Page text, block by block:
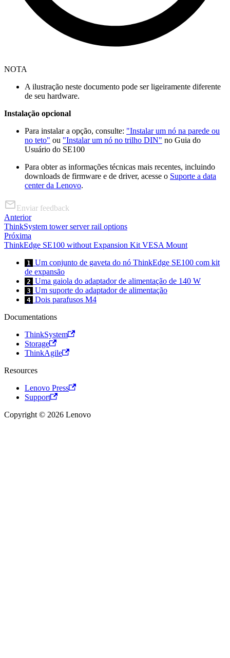
NOTA
A ilustração neste documento pode ser ligeiramente diferente
de seu hardware.
Instalação opcional
Para instalar a opção, consulte: "Instalar um nó na parede ou
no teto" ou "Instalar um nó no trilho DIN" no Guia do
Usuário do SE100
Para obter as informações técnicas mais recentes, incluindo
downloads de firmware e de driver, acesse o Suporte a data
center da Lenovo.
Enviar feedback
Anterior
ThinkSystem tower server rail options
Próxima
ThinkEdge SE100 without Expansion Kit VESA Mount
1
Um conjunto de gaveta do nó ThinkEdge SE100 com kit
de expansão
2 Uma gaiola do adaptador de alimentação de 140 W
3 Um suporte do adaptador de alimentação
4 Dois parafusos M4
Documentations
ThinkSystem
Storage
ThinkAgile
Resources
Lenovo Press
Support
Copyright © 2026 Lenovo